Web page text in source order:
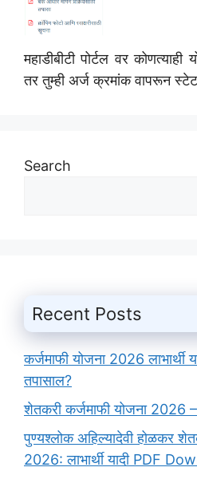
महाडीबीटी पोर्टल वर
तर तुम्ही अर्ज क्रमांक वापरून
Search
Recent Posts
कर्जमाफी योजना 2026 लाभार्थी
तपासाल?
शेतकरी कर्जमाफी योजना 2026 –
पुण्यश्लोक अहिल्यादेवी होळकर
2026: लाभार्थी यादी PDF